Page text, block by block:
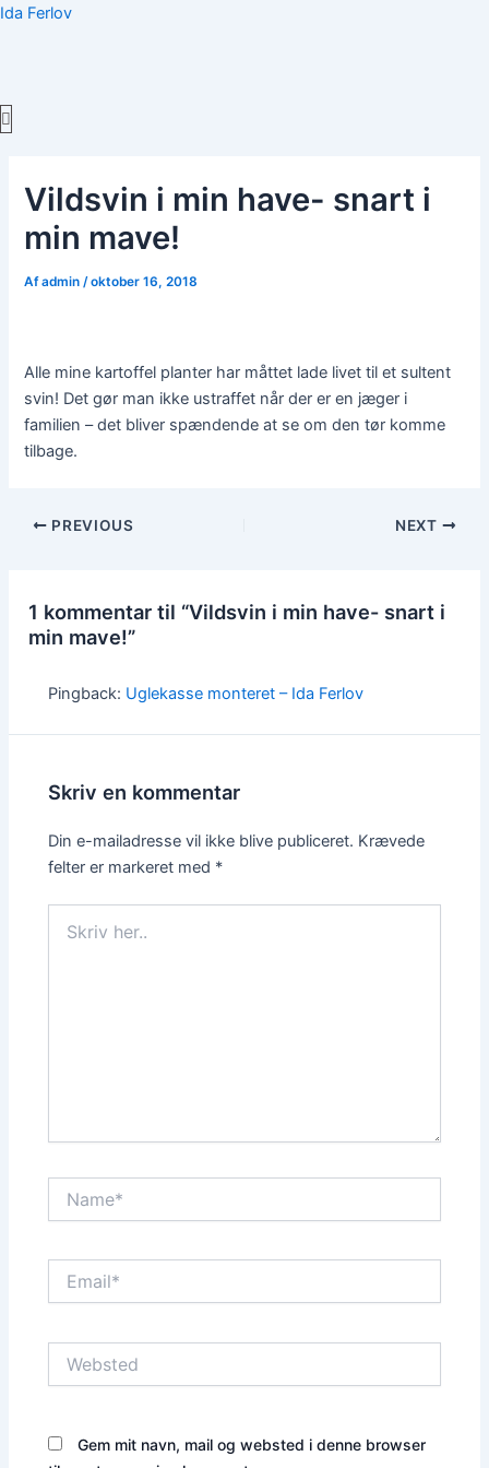
Gå
Ida Ferlov
Vildsvin i min have- snart i
min mave!
Afadmin/oktober 16, 2018
Alle mine kartoffel planter har måttet lade livet til et sultent
svin! Det gør man ikke ustraffet når der er en jæger i
familien – det bliver spændende at se om den tør komme
tilbage.
PREVIOUS NEXT
1 kommentar til “Vildsvin i min have- snart i
min mave!”
Pingback: Uglekasse monteret – Ida Ferlov
Skriv en kommentar
Din e-mailadresse vil ikke blive publiceret. Krævede
felter er markeret med *
her..
Gem mit navn, mail og websted i denne browser